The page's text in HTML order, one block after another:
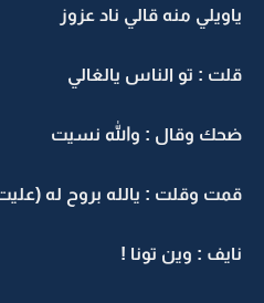
ياويلي منه قالي ناد عزوز
قلت : تو الناس يالغالي
ضحك وقال : والله نسيت
قمت وقلت : يالله بروح له
نايف : وين تونا !